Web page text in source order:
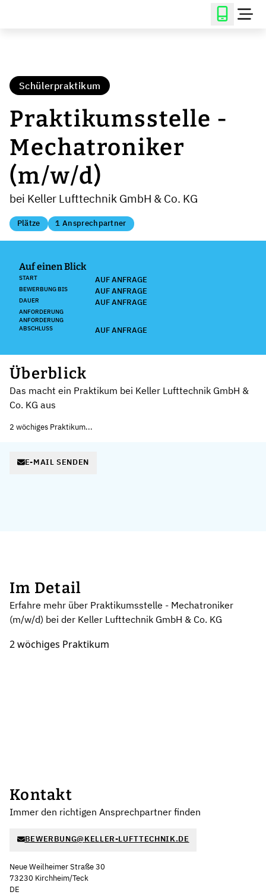
Schülerpraktikum
Praktikumsstelle -
Mechatroniker
(m/w/d)
bei Keller Lufttechnik GmbH & Co. KG
Plätze 1 Ansprechpartner
Auf einen Blick
START AUF ANFRAGE
BEWERBUNG BIS AUF ANFRAGE
DAUER AUF ANFRAGE
ANFORDERUNG
ANFORDERUNG
ABSCHLUSS
AUF ANFRAGE
Überblick
Das macht ein Praktikum bei Keller Lufttechnik GmbH &
Co. KG aus
2 wöchiges Praktikum...
E-MAIL SENDEN
Im Detail
Erfahre mehr über Praktikumsstelle - Mechatroniker
(m/w/d) bei der Keller Lufttechnik GmbH & Co. KG
2 wöchiges Praktikum
Kontakt
Immer den richtigen Ansprechpartner finden
BEWERBUNG@KELLER-LUFTTECHNIK.DE
Neue Weilheimer Straße 30
73230 Kirchheim/Teck
DE